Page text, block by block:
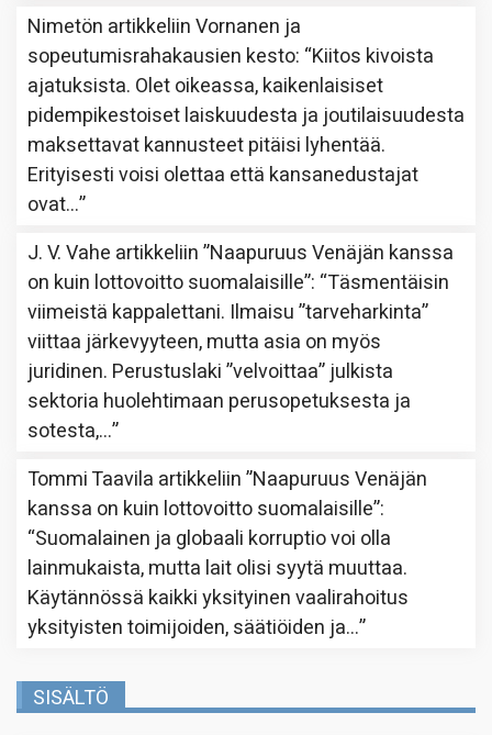
Nimetön artikkeliinVornanen ja
sopeutumisrahakausien kesto: “Kiitos kivoista
ajatuksista. Olet oikeassa, kaikenlaisiset
pidempikestoiset laiskuudesta ja joutilaisuudesta
maksettavat kannusteet pitäisi lyhentää.
Erityisesti voisi olettaa että kansanedustajat
ovat…”
J. V. Vahe artikkeliin”Naapuruus Venäjän kanssa
on kuin lottovoitto suomalaisille”: “Täsmentäisin
viimeistä kappalettani. Ilmaisu ”tarveharkinta”
viittaa järkevyyteen, mutta asia on myös
juridinen. Perustuslaki ”velvoittaa” julkista
sektoria huolehtimaan perusopetuksesta ja
sotesta,…”
Tommi Taavila artikkeliin”Naapuruus Venäjän
kanssa on kuin lottovoitto suomalaisille”:
“Suomalainen ja globaali korruptio voi olla
lainmukaista, mutta lait olisi syytä muuttaa.
Käytännössä kaikki yksityinen vaalirahoitus
yksityisten toimijoiden, säätiöiden ja…”
SISÄLTÖ